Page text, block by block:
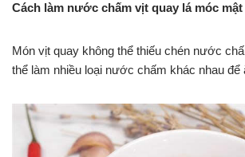
Cách làm nước chấm vịt quay lá móc mật
Món vịt quay không thể thiếu chén nước
thể làm nhiều loại nước chấm khác nhau để